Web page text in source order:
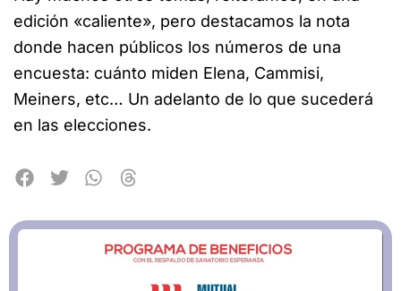
edición «caliente», pero destacamos la nota
donde hacen públicos los números de una
encuesta: cuánto miden Elena, Cammisi,
Meiners, etc… Un adelanto de lo que sucederá
en las elecciones.